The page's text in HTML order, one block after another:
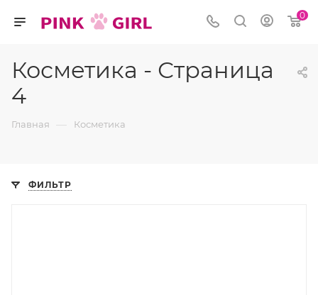
0
Косметика - Страница
4
Главная — Косметика
ФИЛЬТР